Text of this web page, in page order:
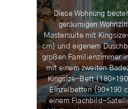
Diese Wohnung
geräumigen
Mastersuite mit
cm) und eigenem
großen Familienzimmer
mit einem zweiten
Kingsize-Bett
Einzelbetten (90*190
einem Flachbild-